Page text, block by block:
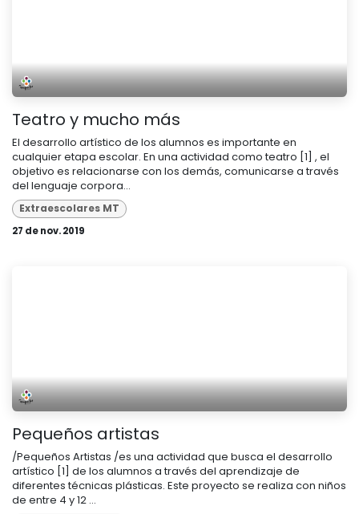
Teatro y mucho más
El desarrollo artístico de los alumnos es importante en
cualquier etapa escolar. En una actividad como teatro [1] , el
objetivo es relacionarse con los demás, comunicarse a través
del lenguaje corpora...
Extraescolares MT
27 de nov. 2019
Pequeños artistas
/Pequeños Artistas /es una actividad que busca el desarrollo
artístico [1] de los alumnos a través del aprendizaje de
diferentes técnicas plásticas. Este proyecto se realiza con niños
de entre 4 y 12 ...